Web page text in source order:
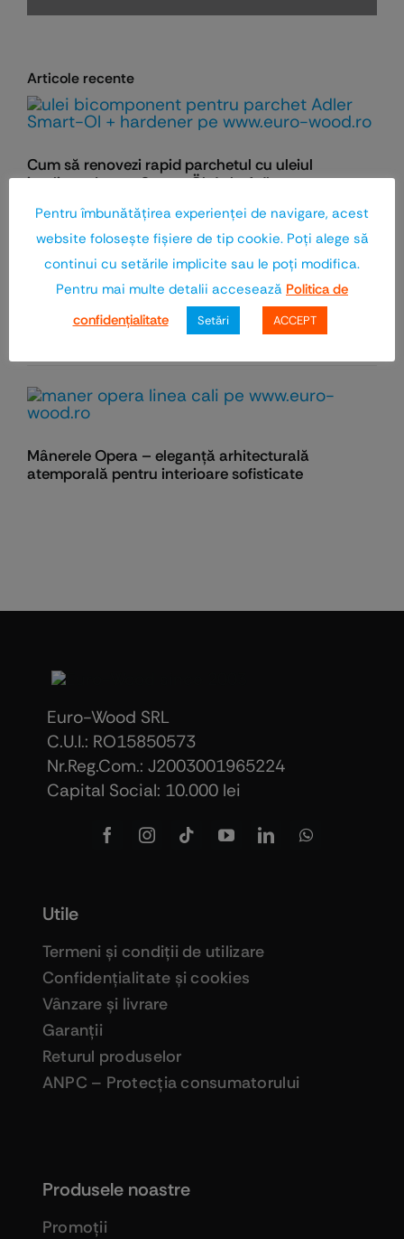
Articole recente
Cum să renovezi rapid parchetul cu uleiul
inteligent Legno Smart-Öl de la Adler
Ferestre lemn-aluminiu: avantaje, costuri și
durabilitate
Mânerele Opera – eleganță arhitecturală
atemporală pentru interioare sofisticate
Euro-Wood SRL
C.U.I.: RO15850573
Nr.Reg.Com.: J2003001965224
Capital Social: 10.000 lei
Produsele noastre
Promoţii
Utile
Termeni şi condiţii de utilizare
Confidenţialitate şi cookies
Vânzare şi livrare
Garanţii
Returul produselor
ANPC – Protecţia consumatorului
Pentru îmbunătăţirea experienţei de navigare, acest
website foloseşte fişiere de tip cookie. Poţi alege să
continui cu setările implicite sau le poţi modifica.
Pentru mai multe detalii accesează Politica de
confidenţialitate
Setări ACCEPT